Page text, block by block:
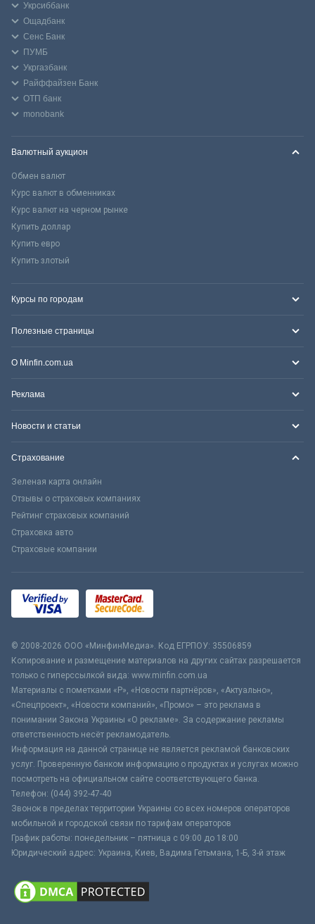
Укрсиббанк
Ощадбанк
Сенс Банк
ПУМБ
Укргазбанк
Райффайзен Банк
ОТП банк
monobank
Валютный аукцион
Обмен валют
Курс валют в обменниках
Курс валют на черном рынке
Купить доллар
Купить евро
Купить злотый
Курсы по городам
Полезные страницы
О Minfin.com.ua
Реклама
Новости и статьи
Страхование
Зеленая карта онлайн
Отзывы о страховых компаниях
Рейтинг страховых компаний
Страховка авто
Страховые компании
© 2008-2026 ООО «МинфинМедиа». Код ЕГРПОУ: 35506859
Копирование и размещение материалов на других сайтах разрешается
только с гиперссылкой вида: www.minfin.com.ua
Материалы с пометками «Р», «Новости партнёров», «Актуально»,
«Спецпроект», «Новости компаний», «Промо» – это реклама в
понимании Закона Украины «О рекламе». За содержание рекламы
ответственность несёт рекламодатель.
Информация на данной странице не является рекламой банковских
услуг. Проверенную банком информацию о продуктах и услугах можно
посмотреть на официальном сайте соответствующего банка.
Телефон: (044) 392-47-40
Звонок в пределах территории Украины со всех номеров операторов
мобильной и городской связи по тарифам операторов
График работы: понедельник – пятница с 09:00 до 18:00
Юридический адрес: Украина, Киев, Вадима Гетьмана, 1-Б, 3-й этаж